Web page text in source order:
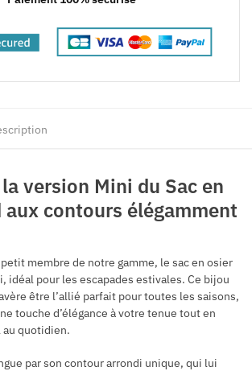
version Mini du Sac en
aux contours élégamment
membre de notre gamme, le sac en osier
idéal pour les escapades estivales. Ce bijou
être l’allié parfait pour toutes les saisons,
touche d’élégance à votre tenue tout en
quotidien.
par son contour arrondi unique, qui lui